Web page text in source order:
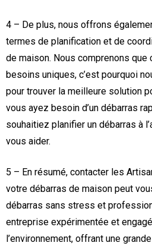
4 – De plus, nous offrons
termes de planification et de
de maison. Nous comprenons que
besoins uniques, c’est pourquoi
pour trouver la meilleure solution
vous ayez besoin d’un débarras
souhaitiez planifier un débarras à
vous aider.
5 – En résumé, contacter les
votre débarras de maison peut
débarras sans stress et
entreprise expérimentée et
l’environnement, offrant une